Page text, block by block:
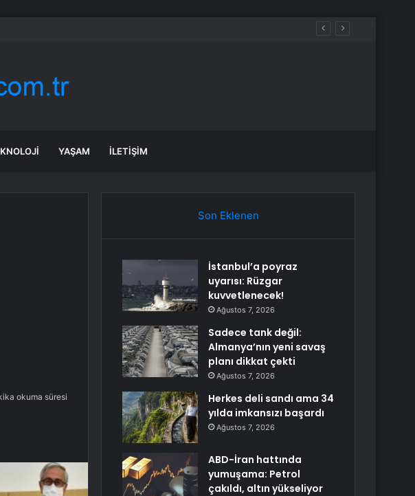
YAŞAM İLETIŞIM
okuma süresi
Son Eklenen
İstanbul’a poyraz
uyarısı: Rüzgar
kuvvetlenecek!
Ağustos 7, 2026
Sadece tank değil:
Almanya’nın yeni savaş
planı dikkat çekti
Ağustos 7, 2026
Herkes deli sandı ama 34
yılda imkansızı başardı
Ağustos 7, 2026
ABD-İran hattında
yumuşama: Petrol
çakıldı, altın yükseliyor